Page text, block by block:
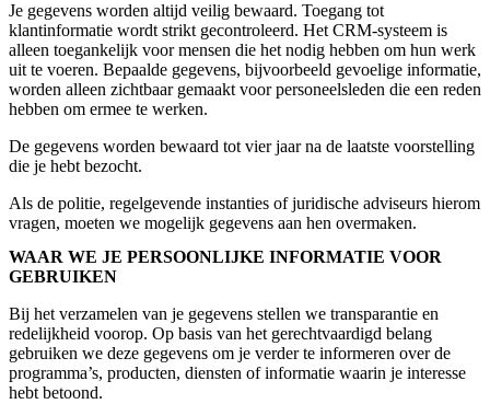
Je gegevens worden altijd veilig bewaard. Toegang tot
klantinformatie wordt strikt gecontroleerd. Het CRM-systeem is
alleen toegankelijk voor mensen die het nodig hebben om hun werk
uit te voeren. Bepaalde gegevens, bijvoorbeeld gevoelige informatie,
worden alleen zichtbaar gemaakt voor personeelsleden die een reden
hebben om ermee te werken.
De gegevens worden bewaard tot vier jaar na de laatste voorstelling
die je hebt bezocht.
Als de politie, regelgevende instanties of juridische adviseurs hierom
vragen, moeten we mogelijk gegevens aan hen overmaken.
WAAR WE JE PERSOONLIJKE INFORMATIE VOOR
GEBRUIKEN
Bij het verzamelen van je gegevens stellen we transparantie en
redelijkheid voorop. Op basis van het gerechtvaardigd belang
gebruiken we deze gegevens om je verder te informeren over de
programma’s, producten, diensten of informatie waarin je interesse
hebt betoond.